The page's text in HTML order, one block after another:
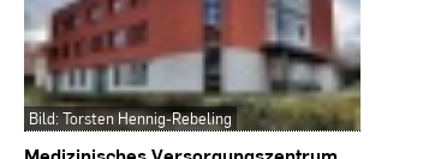
Bild: Torsten Hennig-Rebeling